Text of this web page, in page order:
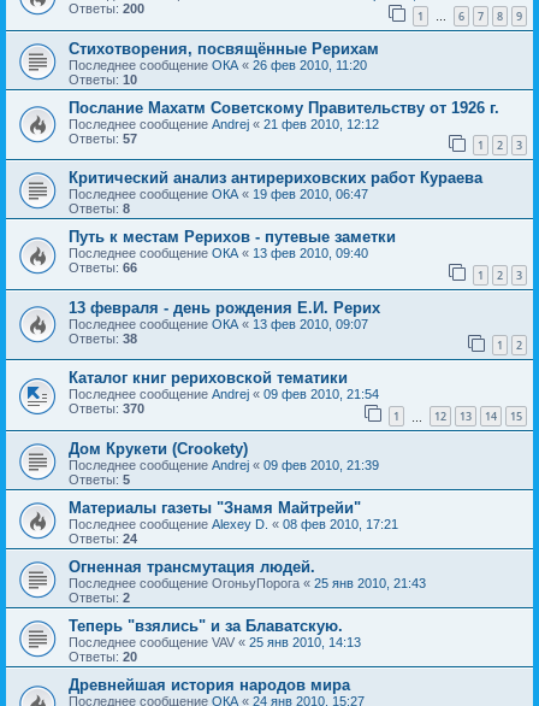
Ответы: 200 1 6 7 8 9
Стихотворения, посвящённые Рерихам
Последнее сообщение ОКА « 26 фев 2010, 11:20
Ответы: 10
Послание Махатм Советскому Правительству от 1926 г.
Последнее сообщение Andrej « 21 фев 2010, 12:12
Ответы: 57 1 2 3
Критический анализ антирериховских работ Кураева
Последнее сообщение ОКА « 19 фев 2010, 06:47
Ответы: 8
Путь к местам Рерихов - путевые заметки
Последнее сообщение ОКА « 13 фев 2010, 09:40
Ответы: 66 1 2 3
13 февраля - день рождения Е.И. Рерих
Последнее сообщение ОКА « 13 фев 2010, 09:07
Ответы: 38 1 2
Каталог книг рериховской тематики
Последнее сообщение Andrej « 09 фев 2010, 21:54
Ответы: 370 1 12 13 14 15
Дом Крукети (Crookety)
Последнее сообщение Andrej « 09 фев 2010, 21:39
Ответы: 5
Материалы газеты "Знамя Майтрейи"
Последнее сообщение Alexey D. « 08 фев 2010, 17:21
Ответы: 24
Огненная трансмутация людей.
Последнее сообщение ОгоньуПорога « 25 янв 2010, 21:43
Ответы: 2
Теперь "взялись" и за Блаватскую.
Последнее сообщение VAV « 25 янв 2010, 14:13
Ответы: 20
Древнейшая история народов мира
Последнее сообщение ОКА « 24 янв 2010, 15:27